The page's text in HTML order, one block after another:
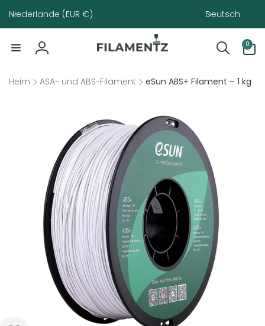
zum
Niederlande (EUR €) Deutsch
Einloggen
0
Artikel
Heim ASA- und ABS-Filament
eSun ABS+ Filament – ​​1 kg